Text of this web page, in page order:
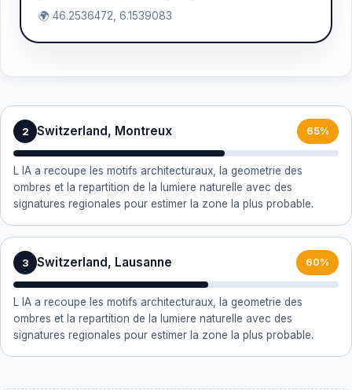
🌍 46.2536472, 6.1539083
2 Switzerland, Montreux 65%
L IA a recoupe les motifs architecturaux, la geometrie des
ombres et la repartition de la lumiere naturelle avec des
signatures regionales pour estimer la zone la plus probable.
3 Switzerland, Lausanne 60%
L IA a recoupe les motifs architecturaux, la geometrie des
ombres et la repartition de la lumiere naturelle avec des
signatures regionales pour estimer la zone la plus probable.